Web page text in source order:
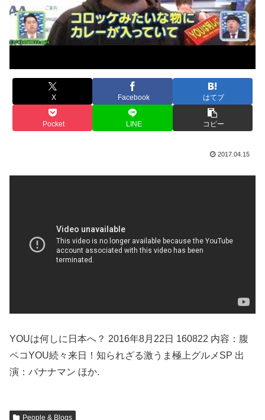
X Facebook はてブ
Pocket LINE コピー
2017.04.15
YOUは何しに日本へ？ 2016年8月22日 160822 内容：腹
ペコYOU続々来日！知られざる激うま極上グルメSP 出
演：バナナマン ほか.
People & Blogs